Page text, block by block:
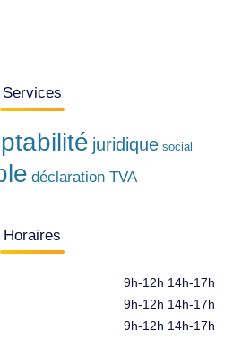
Services
juridique social
déclaration TVA
Horaires
9h-12h 14h-17h
9h-12h 14h-17h
9h-12h 14h-17h